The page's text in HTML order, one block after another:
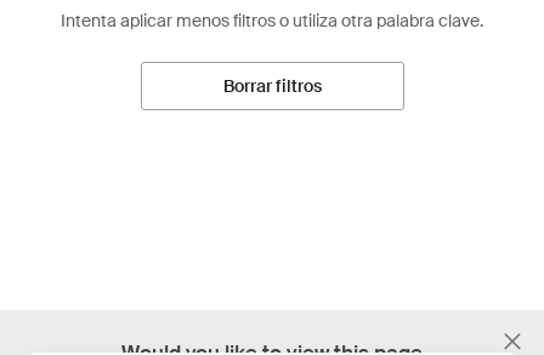
Intenta aplicar menos filtros o utiliza otra palabra clave.
Borrar filtros